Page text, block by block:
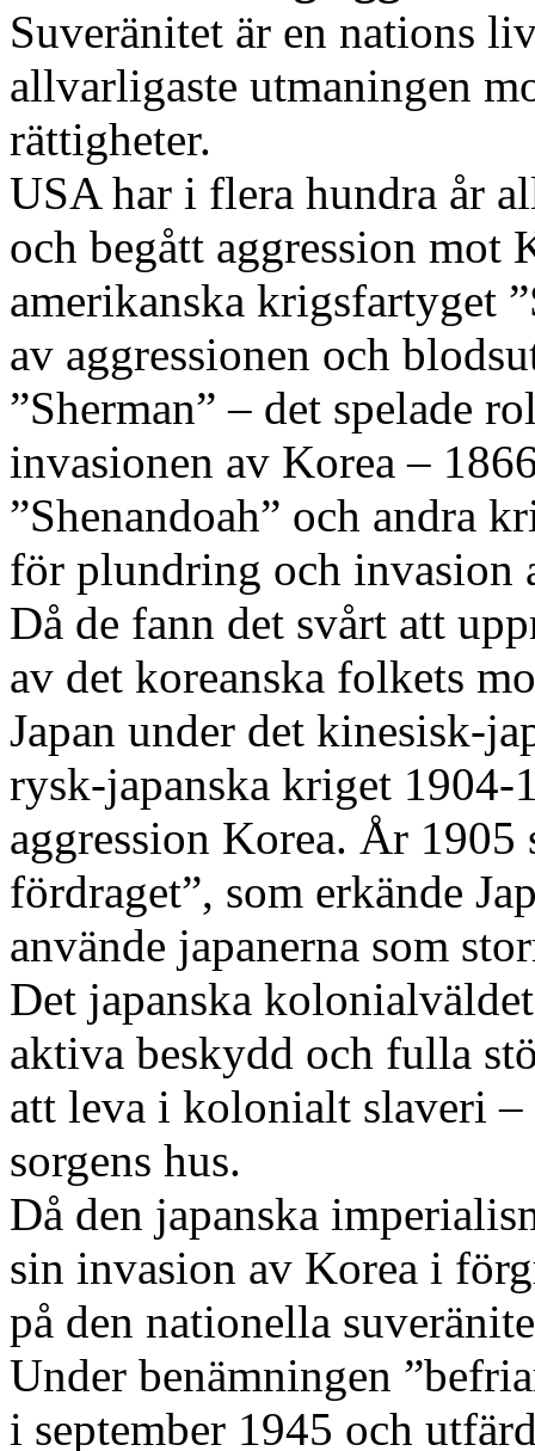
Suveränitet är en nations
allvarligaste utmaningen
rättigheter.
USA har i flera hundra år
och begått aggression mot
amerikanska krigsfartyget
av aggressionen och
”Sherman” – det spelade
invasionen av Korea –
”Shenandoah” och andra
för plundring och invasion
Då de fann det svårt att
av det koreanska folkets
Japan under det kinesisk-
rysk-japanska kriget 1904-
aggression Korea. År
fördraget”, som erkände
använde japanerna som
Det japanska
aktiva beskydd och fulla
att leva i kolonialt slaveri –
sorgens hus.
Då den japanska
sin invasion av Korea i
på den nationella
Under benämningen
i september 1945 och